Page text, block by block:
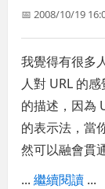
📅 2008/10/19
我覺得有很多
人對 URL 的
的描述，因為
的表示法，當
然可以融會貫通
...繼續閱讀 ...